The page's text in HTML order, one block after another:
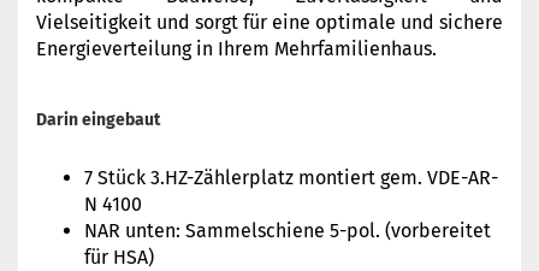
Vielseitigkeit und sorgt für eine optimale und sichere
Energieverteilung in Ihrem Mehrfamilienhaus.
Darin eingebaut
7 Stück 3.HZ-Zählerplatz montiert gem. VDE-AR-
N 4100
NAR unten: Sammelschiene 5-pol. (vorbereitet
für HSA)